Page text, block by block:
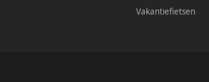
Vakantiefietsen